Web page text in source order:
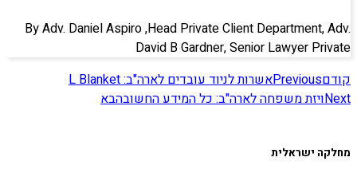
By Adv. Daniel Aspiro ,Head Private Client Department, Adv.
David B Gardner, Senior Lawyer Private
קודםPreviousאשרות לניוד עובדים לארה"ב: L Blanket
Nextויזת משפחה לארה"ב: כל המידע החשובהבא
מחלקה ישראלית